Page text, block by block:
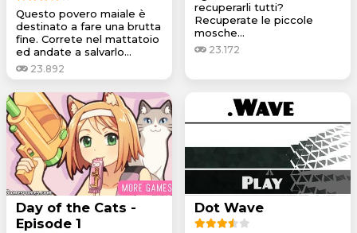
Questo povero maiale è
destinato a fare una brutta
fine. Correte nel mattatoio
ed andate a salvarlo...
23.892
recuperarli tutti?
Recuperate le piccole
mosche...
23.172
Day of the Cats -
Episode 1
Dot Wave